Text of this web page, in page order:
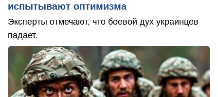
испытывают оптимизма
Эксперты отмечают, что боевой дух украинцев
падает.